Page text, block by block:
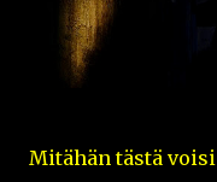
Mitähän tästä voisi